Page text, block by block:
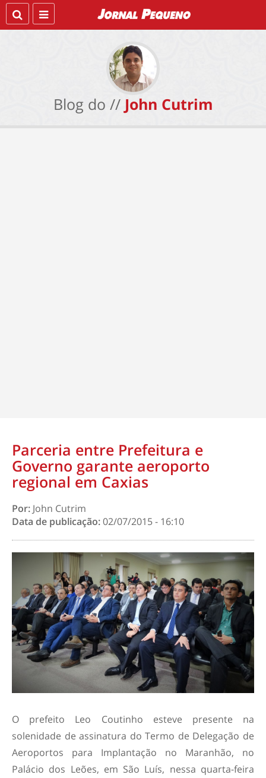
Blog do // John Cutrim
Parceria entre Prefeitura e
Governo garante aeroporto
Por: John Cutrim
Data de publicação:02/07/2015 - 16:10
O prefeito Leo Coutinho esteve presente na
solenidade de assinatura do Termo de Delegação de
Aeroportos para Implantação no Maranhão, no
Palácio dos Leões, em São Luís, nessa quarta-feira